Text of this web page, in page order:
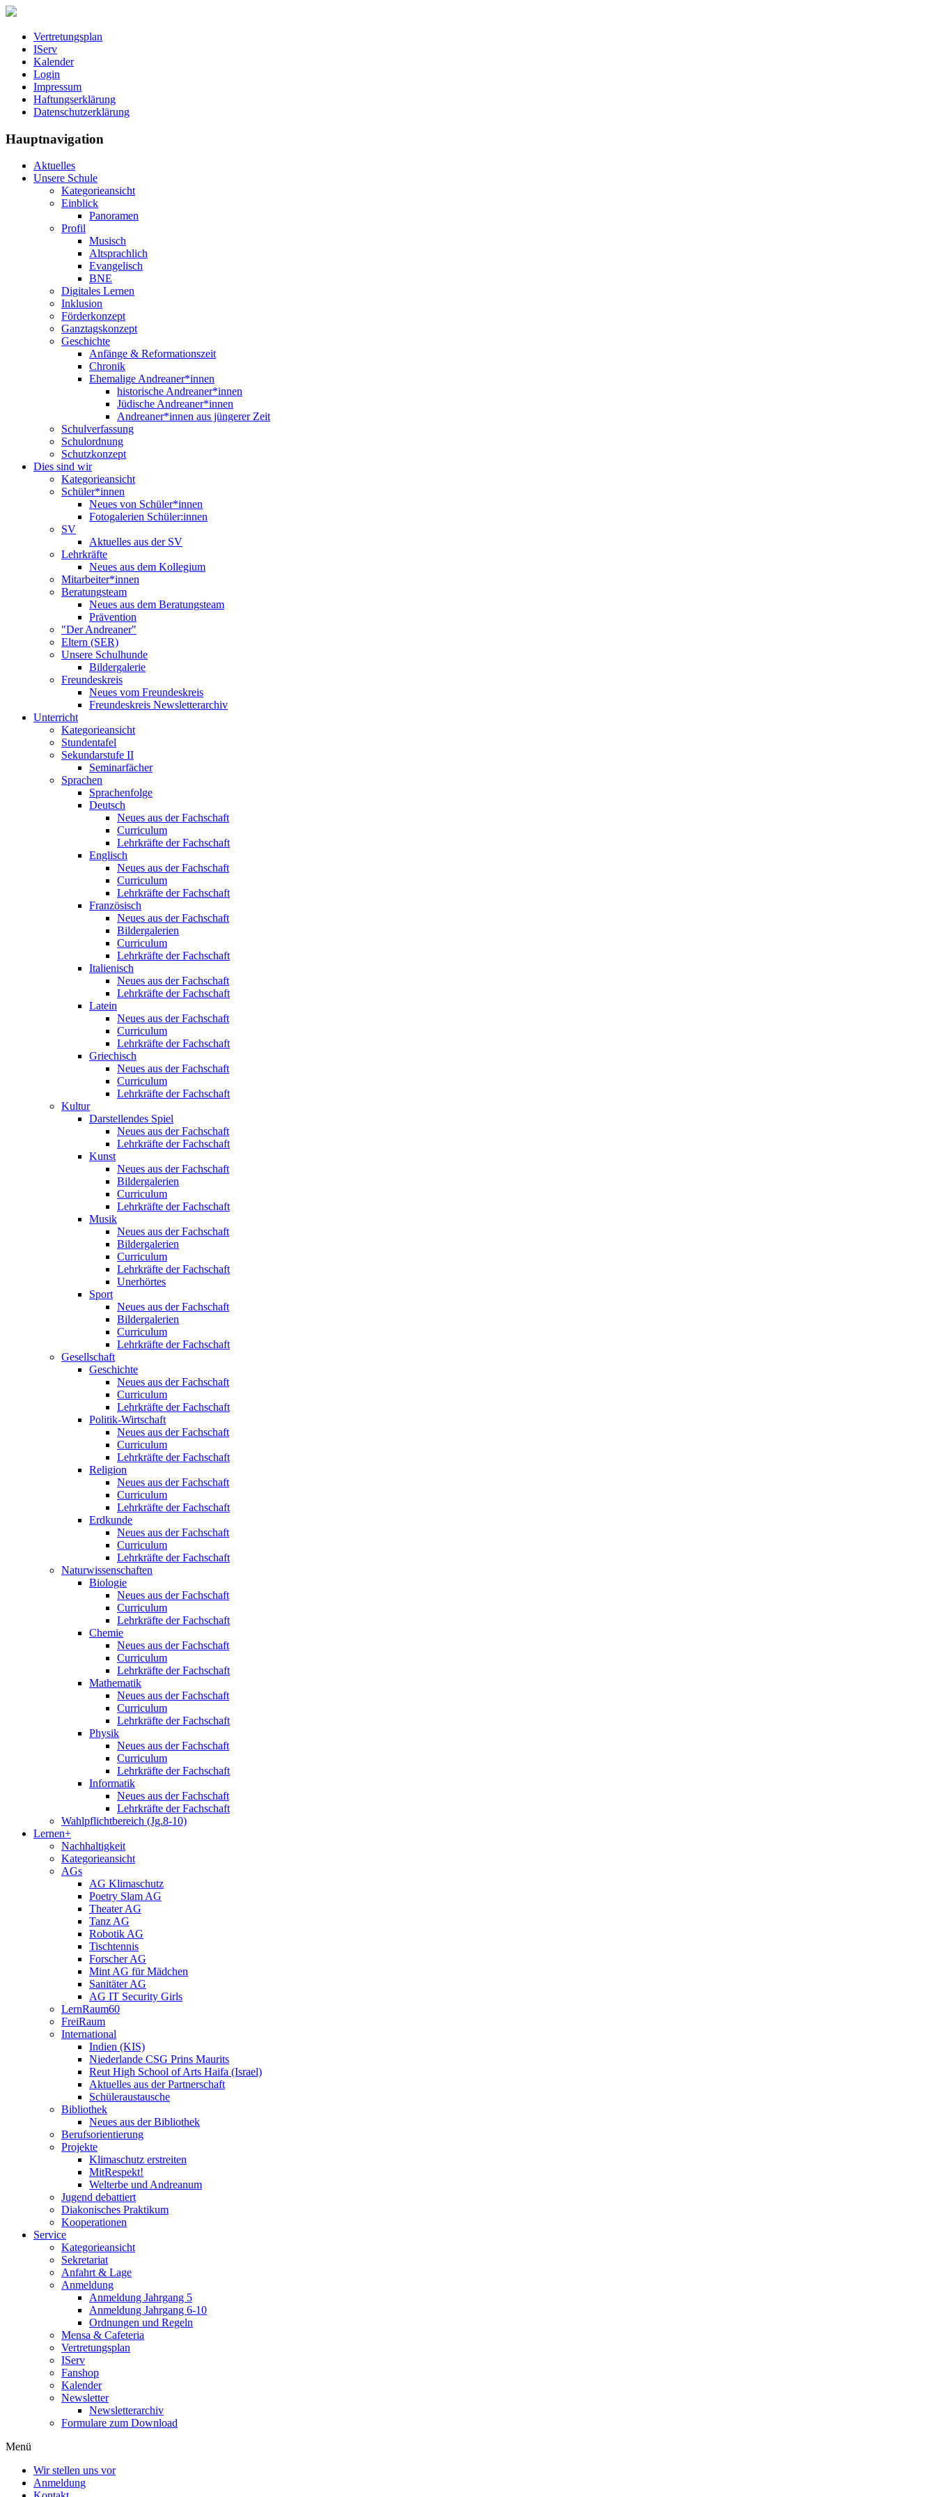
Vertretungsplan
IServ
Kalender
Login
Impressum
Haftungserklärung
Datenschutzerklärung
Hauptnavigation
Aktuelles
Unsere Schule
Kategorieansicht
Einblick
Panoramen
Profil
Musisch
Altsprachlich
Evangelisch
BNE
Digitales Lernen
Inklusion
Förderkonzept
Ganztagskonzept
Geschichte
Anfänge & Reformationszeit
Chronik
Ehemalige Andreaner*innen
historische Andreaner*innen
Jüdische Andreaner*innen
Andreaner*innen aus jüngerer Zeit
Schulverfassung
Schulordnung
Schutzkonzept
Dies sind wir
Kategorieansicht
Schüler*innen
Neues von Schüler*innen
Fotogalerien Schüler:innen
SV
Aktuelles aus der SV
Lehrkräfte
Neues aus dem Kollegium
Mitarbeiter*innen
Beratungsteam
Neues aus dem Beratungsteam
Prävention
"Der Andreaner"
Eltern (SER)
Unsere Schulhunde
Bildergalerie
Freundeskreis
Neues vom Freundeskreis
Freundeskreis Newsletterarchiv
Unterricht
Kategorieansicht
Stundentafel
Sekundarstufe II
Seminarfächer
Sprachen
Sprachenfolge
Deutsch
Neues aus der Fachschaft
Curriculum
Lehrkräfte der Fachschaft
Englisch
Neues aus der Fachschaft
Curriculum
Lehrkräfte der Fachschaft
Französisch
Neues aus der Fachschaft
Bildergalerien
Curriculum
Lehrkräfte der Fachschaft
Italienisch
Neues aus der Fachschaft
Lehrkräfte der Fachschaft
Latein
Neues aus der Fachschaft
Curriculum
Lehrkräfte der Fachschaft
Griechisch
Neues aus der Fachschaft
Curriculum
Lehrkräfte der Fachschaft
Kultur
Darstellendes Spiel
Neues aus der Fachschaft
Lehrkräfte der Fachschaft
Kunst
Neues aus der Fachschaft
Bildergalerien
Curriculum
Lehrkräfte der Fachschaft
Musik
Neues aus der Fachschaft
Bildergalerien
Curriculum
Lehrkräfte der Fachschaft
Unerhörtes
Sport
Neues aus der Fachschaft
Bildergalerien
Curriculum
Lehrkräfte der Fachschaft
Gesellschaft
Geschichte
Neues aus der Fachschaft
Curriculum
Lehrkräfte der Fachschaft
Politik-Wirtschaft
Neues aus der Fachschaft
Curriculum
Lehrkräfte der Fachschaft
Religion
Neues aus der Fachschaft
Curriculum
Lehrkräfte der Fachschaft
Erdkunde
Neues aus der Fachschaft
Curriculum
Lehrkräfte der Fachschaft
Naturwissenschaften
Biologie
Neues aus der Fachschaft
Curriculum
Lehrkräfte der Fachschaft
Chemie
Neues aus der Fachschaft
Curriculum
Lehrkräfte der Fachschaft
Mathematik
Neues aus der Fachschaft
Curriculum
Lehrkräfte der Fachschaft
Physik
Neues aus der Fachschaft
Curriculum
Lehrkräfte der Fachschaft
Informatik
Neues aus der Fachschaft
Lehrkräfte der Fachschaft
Wahlpflichtbereich (Jg.8-10)
Lernen+
Nachhaltigkeit
Kategorieansicht
AGs
AG Klimaschutz
Poetry Slam AG
Theater AG
Tanz AG
Robotik AG
Tischtennis
Forscher AG
Mint AG für Mädchen
Sanitäter AG
AG IT Security Girls
LernRaum60
FreiRaum
International
Indien (KIS)
Niederlande CSG Prins Maurits
Reut High School of Arts Haifa (Israel)
Aktuelles aus der Partnerschaft
Schüleraustausche
Bibliothek
Neues aus der Bibliothek
Berufsorientierung
Projekte
Klimaschutz erstreiten
MitRespekt!
Welterbe und Andreanum
Jugend debattiert
Diakonisches Praktikum
Kooperationen
Service
Kategorieansicht
Sekretariat
Anfahrt & Lage
Anmeldung
Anmeldung Jahrgang 5
Anmeldung Jahrgang 6-10
Ordnungen und Regeln
Mensa & Cafeteria
Vertretungsplan
IServ
Fanshop
Kalender
Newsletter
Newsletterarchiv
Formulare zum Download
Menü
Wir stellen uns vor
Anmeldung